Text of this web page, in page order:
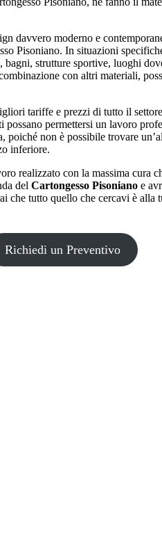
davvero moderno e
Pisoniano. In situazioni
strutture sportive, luoghi
con altri materiali,
tariffe e prezzi di tutto il
permettersi un lavoro
non è possibile trovare
inferiore.
realizzato con la massima cura
del Cartongesso Pisoniano e
che tutto quello che cercavi è
Richiedi un Preventivo